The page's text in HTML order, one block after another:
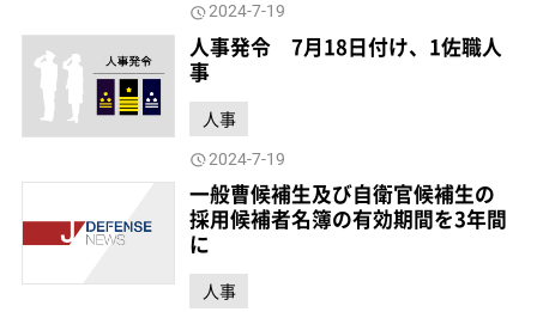
2024-7-19
人事発令 7月18日付け、1佐職人
事
人事
2024-7-19
一般曹候補生及び自衛官候補生の
採用候補者名簿の有効期間を3年間
に
人事